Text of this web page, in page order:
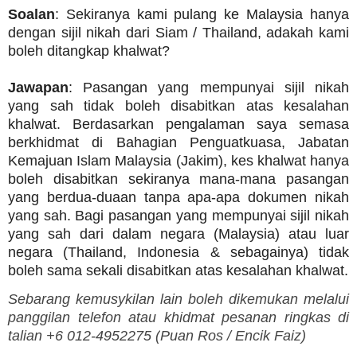
Soalan: Sekiranya kami pulang ke Malaysia hanya
dengan sijil nikah dari Siam / Thailand, adakah kami
boleh ditangkap khalwat?
Jawapan: Pasangan yang mempunyai sijil nikah
yang sah tidak boleh disabitkan atas kesalahan
khalwat. Berdasarkan pengalaman saya semasa
berkhidmat di Bahagian Penguatkuasa, Jabatan
Kemajuan Islam Malaysia (Jakim), kes khalwat hanya
boleh disabitkan sekiranya mana-mana pasangan
yang berdua-duaan tanpa apa-apa dokumen nikah
yang sah. Bagi pasangan yang mempunyai sijil nikah
yang sah dari dalam negara (Malaysia) atau luar
negara (Thailand, Indonesia & sebagainya) tidak
boleh sama sekali disabitkan atas kesalahan khalwat.
Sebarang kemusykilan lain boleh dikemukan melalui
panggilan telefon atau khidmat pesanan ringkas di
talian +6 012-4952275 (Puan Ros /Encik Faiz)